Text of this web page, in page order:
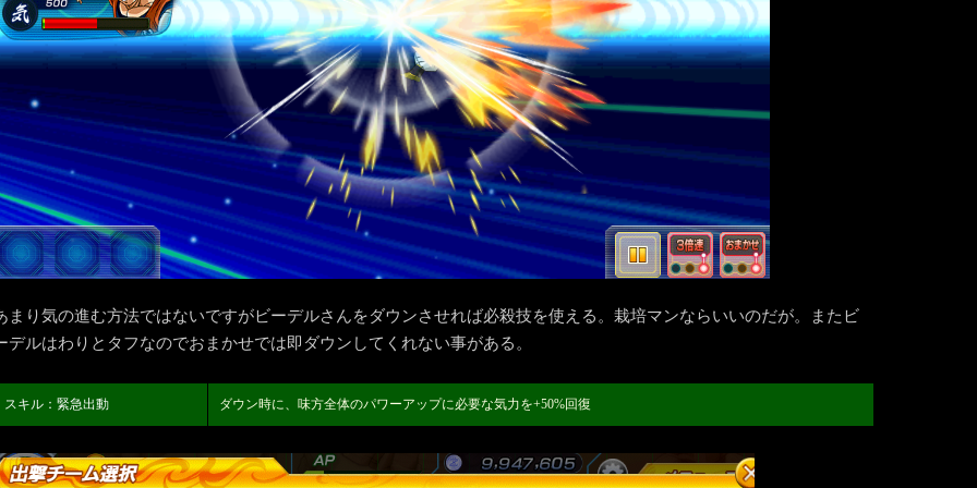
まり気の進む方法ではないですがビーデルさんをダウンさせれば必殺技を使える。栽培マンならいいのだが。またビ
デルはわりとタフなのでおまかせでは即ダウンしてくれない事がある。
スキル：緊急出動 ダウン時に、味方全体のパワーアップに必要な気力を+50%回復